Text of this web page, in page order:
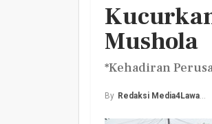
Mushola
*Kehadiran
By Redaksi Media4Lawang